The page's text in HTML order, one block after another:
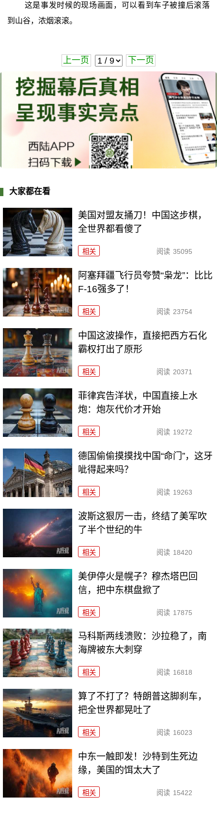
这是事发时候的现场画面，可以看到车子被撞后滚落
到山谷，浓烟滚滚。
上一页 下一页
大家都在看
美国对盟友捅刀！中国这步棋，
全世界都看傻了
相关 阅读 35095
阿塞拜疆飞行员夸赞“枭龙”：比比
F-16强多了！
相关 阅读 23754
中国这波操作，直接把西方石化
霸权打出了原形
相关 阅读 20371
菲律宾告洋状，中国直接上水
炮：炮灰代价才开始
相关 阅读 19272
德国偷偷摸摸找中国“命门”，这牙
呲得起来吗？
相关 阅读 19263
波斯这狠厉一击，终结了美军吹
了半个世纪的牛
相关 阅读 18420
美伊停火是幌子？穆杰塔巴回
信，把中东棋盘掀了
相关 阅读 17875
马科斯两线溃败：沙拉稳了，南
海牌被东大刺穿
相关 阅读 16818
算了不打了？特朗普这脚刹车，
把全世界都晃吐了
相关 阅读 16023
中东一触即发！沙特到生死边
缘，美国的饵太大了
相关 阅读 15422